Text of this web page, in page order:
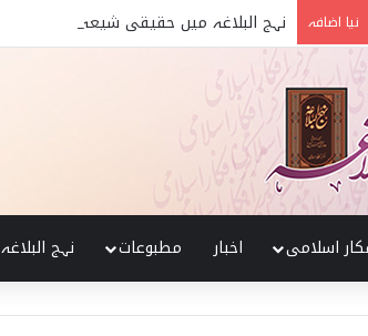
نیا اضافہ نہج البلاغہ میں حقیقی شیعہ کی پہچان
اسلامی اخبار مطبوعات نہج البلاغہ